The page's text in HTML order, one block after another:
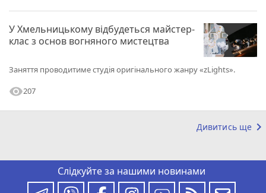
У Хмельницькому відбудеться майстер-
клас з основ вогняного мистецтва
Заняття проводитиме студія оригінального жанру «zLights».
visibility207
Дивитись ще keyboard_arrow_right
Слідкуйте за нашими новинами